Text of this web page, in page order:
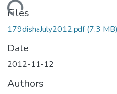
Loading...
Files
179dishaJuly2012.pdf(7.3 MB)
Date
2012-11-12
Authors